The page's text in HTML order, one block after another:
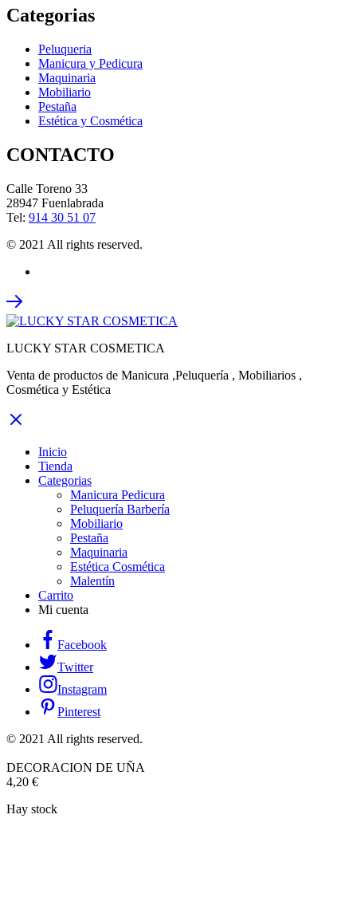
Categorias
Peluqueria
Manicura y Pedicura
Maquinaria
Mobiliario
Pestaña
Estética y Cosmética
CONTACTO
Calle Toreno 33
28947 Fuenlabrada
Tel: 914 30 51 07
© 2021 All rights reserved.
LUCKY STAR COSMETICA
Venta de productos de Manicura ,Peluquería , Mobiliarios ,
Cosmética y Estética
Inicio
Tienda
Categorias
Manicura Pedicura
Peluquería Barbería
Mobiliario
Pestaña
Maquinaria
Estética Cosmética
Malentín
Carrito
Mi cuenta
Facebook
Twitter
Instagram
Pinterest
© 2021 All rights reserved.
DECORACION DE UÑA
4,20 €
Hay stock